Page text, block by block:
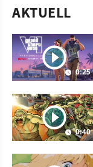
AKTUELL
0:25
0:40